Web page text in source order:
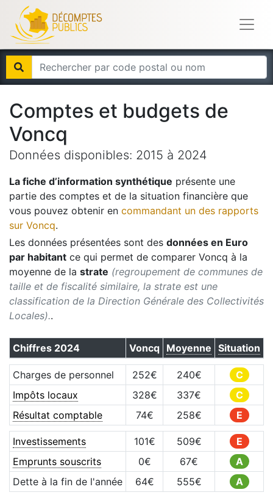
Comptes et budgets de
Voncq
Données disponibles: 2015 à 2024
La fiche d’information synthétique présente une
partie des comptes et de la situation financière que
vous pouvez obtenir en commandant un des rapports
sur Voncq.
Les données présentées sont des données en Euro
par habitant ce qui permet de comparer Voncq à la
moyenne de la strate (regroupement de communes de
taille et de fiscalité similaire, la strate est une
classification de la Direction Générale des Collectivités
Locales)..
Chiffres 2024 Voncq Moyenne Situation
Charges de personnel 252€ 240€
C
Impôts locaux
328€ 337€
C
Résultat comptable
74€ 258€ E
Investissements 101€ 509€
E
Emprunts souscrits
0€ 67€
A
Dette à la fin de l'année
64€ 555€ A